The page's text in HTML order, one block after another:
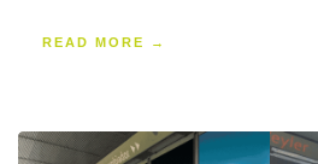
READ MORE →